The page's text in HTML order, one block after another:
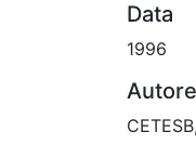
Data
1996